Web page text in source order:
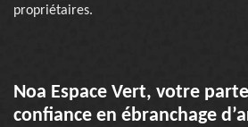
propriétaires.
Noa Espace Vert, votre
confiance en ébranchage